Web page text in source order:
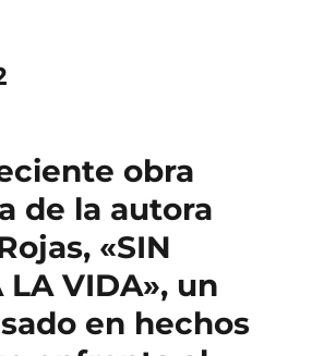
obra
de la autora
«SIN
LA VIDA», un
en hechos